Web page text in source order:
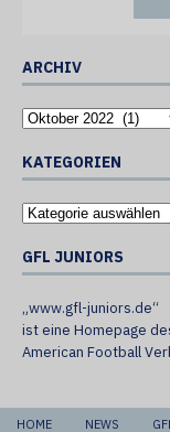
ARCHIV
KATEGORIEN
GFL JUNIORS
„www.gfl-juniors.de“
ist eine Homepage
American Football
HOME NEWS